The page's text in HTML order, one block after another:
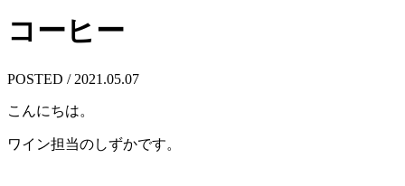
コーヒー
POSTED / 2021.05.07
こんにちは。
ワイン担当のしずかです。